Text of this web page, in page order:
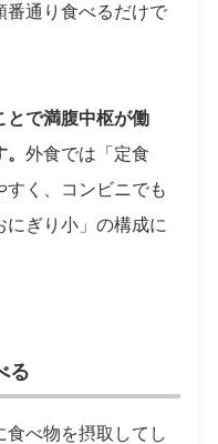
番通り食べるだけで
とで満腹中枢が働
。外食では「定食
く、コンビニでも
にぎり小」の構成に
る
べ物を摂取してし